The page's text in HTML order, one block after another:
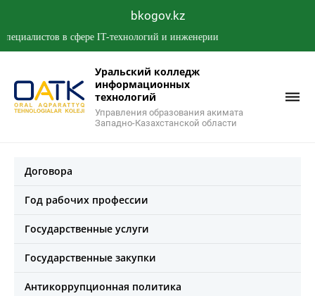
bkogov.kz
в сфере IT-технологий и инженерии
Уральский колледж
информационных
технологий
Управления образования акимата
Западно-Казахстанской области
Договора
Год рабочих профессии
Государственные услуги
Государственные закупки
Антикоррупционная политика